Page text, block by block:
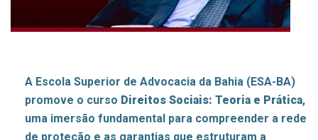
A Escola Superior de Advocacia da Bahia (ESA-BA)
promove o curso Direitos Sociais: Teoria e Prática,
uma imersão fundamental para compreender a rede
de proteção e as garantias que estruturam a